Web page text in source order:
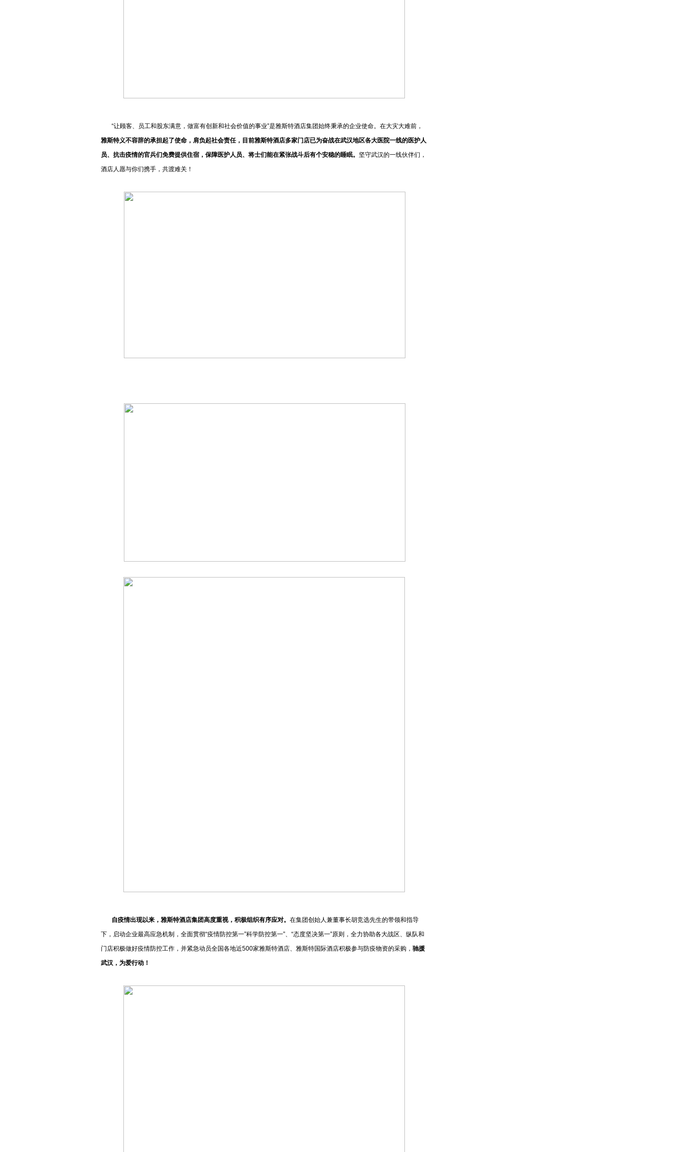
“让顾客、员工和股东满意，做富有创新和社会价值的事业”是雅斯特酒店集团始终秉承的企业使命。在大灾大难前，
雅斯特义不容辞的承担起了使命，肩负起社会责任，目前雅斯特酒店多家门店已为奋战在武汉地区各大医院一线的医护人
员、抗击疫情的官兵们免费提供住宿，保障医护人员、将士们能在紧张战斗后有个安稳的睡眠。 坚守武汉的一线伙伴们，
酒店人愿与你们携手，共渡难关！
自疫情出现以来，雅斯特酒店集团高度重视，积极组织有序应对。 在集团创始人兼董事长胡竞选先生的带领和指导
下，启动企业最高应急机制，全面贯彻“疫情防控第一”科学防控第一”、“态度坚决第一”原则，全力协助各大战区、纵队和
门店积极做好疫情防控工作，并紧急动员全国各地近500家雅斯特酒店、雅斯特国际酒店积极参与防疫物资的采购， 驰援
武汉，为爱行动！